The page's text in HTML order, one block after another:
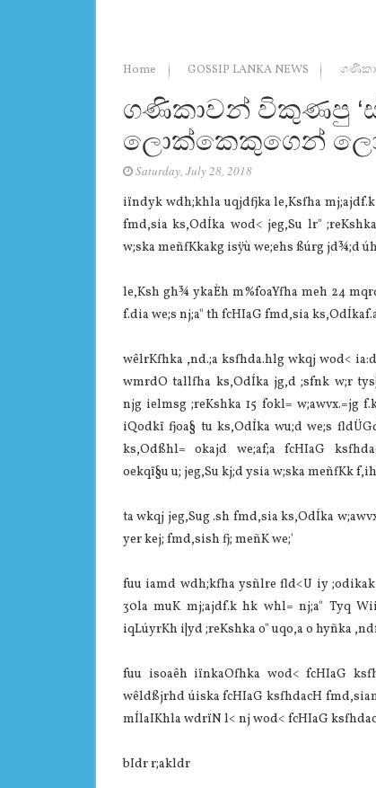
Home GOSSIP LANKA NEWS
ගණිකාවන් විකුණපු
ලොක්කෙකුගෙන්
Saturday, July 28, 2018
iïndyk wdh;khla uqjdfjka le,Ksfha
‍fmd,sia ks,OdÍka wod< jeg,Su lr"
w;ska meñfKkakg isÿù we;ehs ßúrg jd¾;d
le,Ksh gh¾ ykaÈh m%foaYfha meh 24
f.dia we;s nj;a" th ‍‍‍fcHIaG ‍fmd,sia
wêlrKfhka ,nd.;a ksfhda.hlg wkqj wod<
wmrdO tallfha ks,OdÍka jg,d ;sfnk w;r
njg ielmsg ;reKshka 15 fokl= w;awvx.=jg
iQodkï fjoa§ tu ks,OdÍka wu;d we;s
ks,Odßhl= okajd we;af;a ‍‍‍fcHIaG
oekqï§u u; jeg,Su kj;d ysia w;ska meñfKk
ta wkqj jeg,Sug .sh ‍fmd,sia ks,OdÍka
yer kej; ‍fmd,sish fj; meñK we;'
fuu iamd wdh;kfha ysñlre fld<U iy
30la muK mj;ajdf.k hk whl= nj;a" Tyq
iqLúyrKh i|yd ;reKshka o" uqo,a o hyñka
fuu isoaêh iïnkaOfhka wod< ‍‍‍fcHIaG
wêldßjrhd úiska ‍‍‍fcHIaG ksfhdacH
mÍlaIKhla wdrïN l< nj wod< ‍‍‍fcHIaG
bIdr r;akldr